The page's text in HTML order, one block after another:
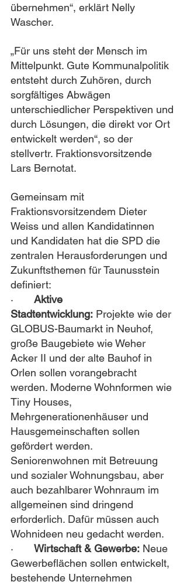
übernehmen“, erklärt Nelly
Wascher.
„Für uns steht der Mensch im
Mittelpunkt. Gute Kommunalpolitik
entsteht durch Zuhören, durch
sorgfältiges Abwägen
unterschiedlicher Perspektiven und
durch Lösungen, die direkt vor Ort
entwickelt werden“, so der
stellvertr. Fraktionsvorsitzende
Lars Bernotat.
Gemeinsam mit
Fraktionsvorsitzendem Dieter
Weiss und allen Kandidatinnen
und Kandidaten hat die SPD die
zentralen Herausforderungen und
Zukunftsthemen für Taunusstein
definiert:
· Aktive
Stadtentwicklung: Projekte wie der
GLOBUS-Baumarkt in Neuhof,
große Baugebiete wie Weher
Acker II und der alte Bauhof in
Orlen sollen vorangebracht
werden. Moderne Wohnformen wie
Tiny Houses,
Mehrgenerationenhäuser und
Hausgemeinschaften sollen
gefördert werden.
Seniorenwohnen mit Betreuung
und sozialer Wohnungsbau, aber
auch bezahlbarer Wohnraum im
allgemeinen sind dringend
erforderlich. Dafür müssen auch
Wohnideen neu gedacht werden.
· Wirtschaft & Gewerbe: Neue
Gewerbeflächen sollen entwickelt,
bestehende Unternehmen